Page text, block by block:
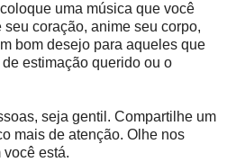
uma música que você
coração, anime seu corpo,
bom desejo para aqueles que
estimação querido ou o
seja gentil. Compartilhe um
mais de atenção. Olhe nos
está.